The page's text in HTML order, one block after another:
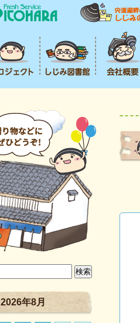
2026年8月